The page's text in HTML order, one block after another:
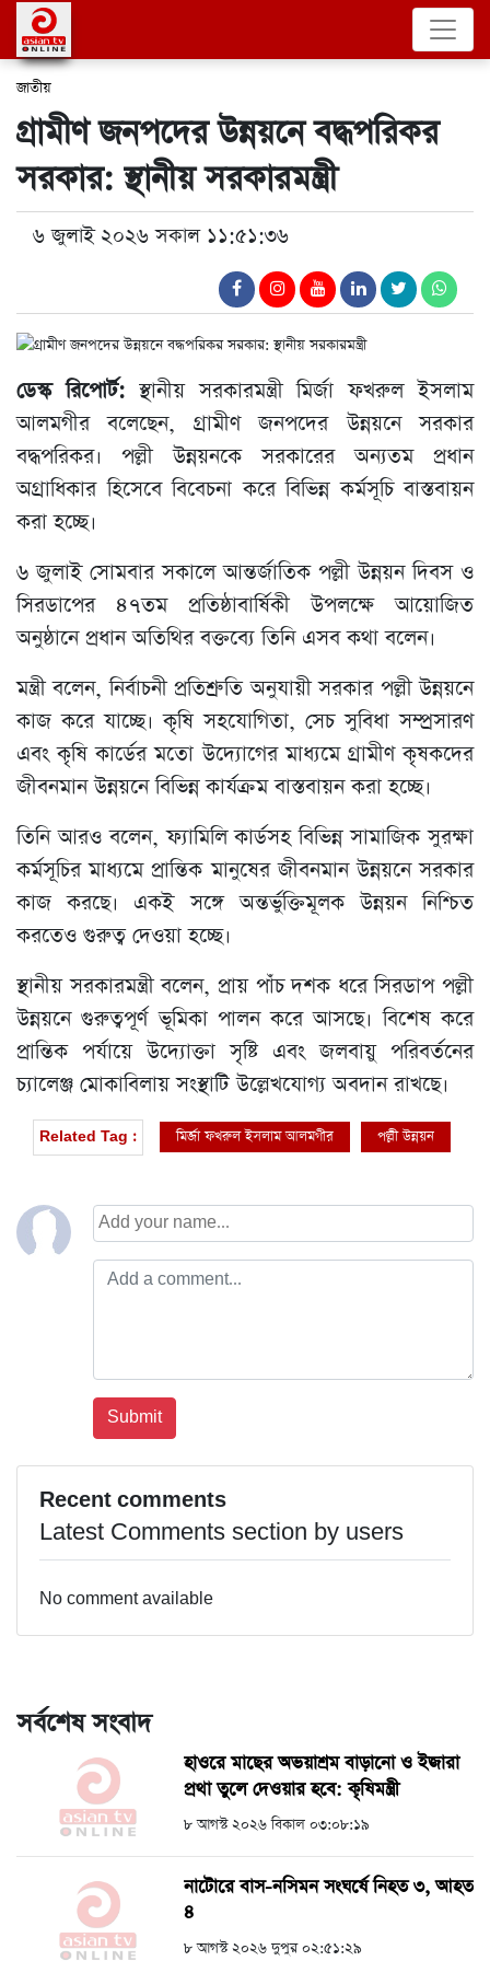
জাতীয়
গ্রামীণ জনপদের উন্নয়নে বদ্ধপরিকর
সরকার: স্থানীয় সরকারমন্ত্রী
৬ জুলাই ২০২৬ সকাল ১১:৫১:৩৬
ডেস্ক রিপোর্ট:স্থানীয় সরকারমন্ত্রী মির্জা ফখরুল ইসলাম
আলমগীর বলেছেন, গ্রামীণ জনপদের উন্নয়নে সরকার
বদ্ধপরিকর। পল্লী উন্নয়নকে সরকারের অন্যতম প্রধান
অগ্রাধিকার হিসেবে বিবেচনা করে বিভিন্ন কর্মসূচি বাস্তবায়ন
করা হচ্ছে।
৬ জুলাই সোমবার সকালে আন্তর্জাতিক পল্লী উন্নয়ন দিবস ও
সিরডাপের ৪৭তম প্রতিষ্ঠাবার্ষিকী উপলক্ষে আয়োজিত
অনুষ্ঠানে প্রধান অতিথির বক্তব্যে তিনি এসব কথা বলেন।
মন্ত্রী বলেন, নির্বাচনী প্রতিশ্রুতি অনুযায়ী সরকার পল্লী উন্নয়নে
কাজ করে যাচ্ছে। কৃষি সহযোগিতা, সেচ সুবিধা সম্প্রসারণ
এবং কৃষি কার্ডের মতো উদ্যোগের মাধ্যমে গ্রামীণ কৃষকদের
জীবনমান উন্নয়নে বিভিন্ন কার্যক্রম বাস্তবায়ন করা হচ্ছে।
তিনি আরও বলেন, ফ্যামিলি কার্ডসহ বিভিন্ন সামাজিক সুরক্ষা
কর্মসূচির মাধ্যমে প্রান্তিক মানুষের জীবনমান উন্নয়নে সরকার
কাজ করছে। একই সঙ্গে অন্তর্ভুক্তিমূলক উন্নয়ন নিশ্চিত
করতেও গুরুত্ব দেওয়া হচ্ছে।
স্থানীয় সরকারমন্ত্রী বলেন, প্রায় পাঁচ দশক ধরে সিরডাপ পল্লী
উন্নয়নে গুরুত্বপূর্ণ ভূমিকা পালন করে আসছে। বিশেষ করে
প্রান্তিক পর্যায়ে উদ্যোক্তা সৃষ্টি এবং জলবায়ু পরিবর্তনের
চ্যালেঞ্জ মোকাবিলায় সংস্থাটি উল্লেখযোগ্য অবদান রাখছে।
Related Tag : মির্জা ফখরুল ইসলাম আলমগীর পল্লী উন্নয়ন
Recent comments
Latest Comments section by users
No comment available
সর্বশেষ সংবাদ
হাওরে মাছের অভয়াশ্রম বাড়ানো ও ইজারা
প্রথা তুলে দেওয়ার হবে: কৃষিমন্ত্রী
৮ আগস্ট ২০২৬ বিকাল ০৩:০৮:১৯
নাটোরে বাস-নসিমন সংঘর্ষে নিহত ৩, আহত
৪
৮ আগস্ট ২০২৬ দুপুর ০২:৫১:২৯